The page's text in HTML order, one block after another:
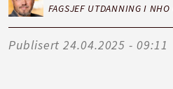
FAGSJEF UTDANNING I NHO
Publisert 24.04.2025 - 09:11